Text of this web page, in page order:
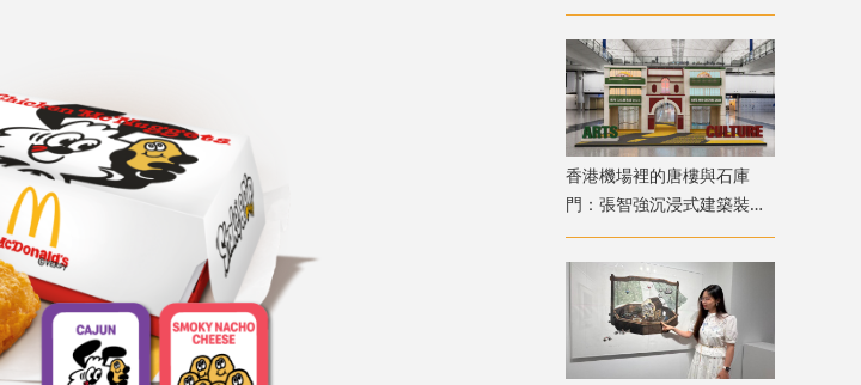
級嘉賓登場
香港機場裡的唐樓與石庫
門：張智強沉浸式建築裝置
重構港滬記憶